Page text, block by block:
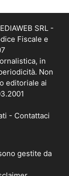
SRL -
Fiscale e
in
Non
editoriale ai
- Contattaci
gestite da